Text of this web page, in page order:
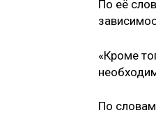
По её
«Кроме
По